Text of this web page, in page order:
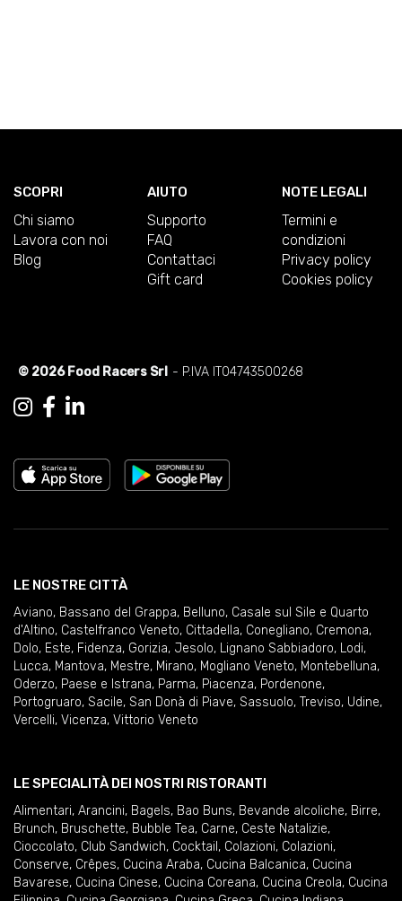
SCOPRI
Chi siamo
Lavora con noi
Blog
AIUTO
Supporto
FAQ
Contattaci
Gift card
NOTE LEGALI
Termini e
condizioni
Privacy policy
Cookies policy
© 2026 Food Racers Srl - P.IVA IT04743500268
LE NOSTRE CITTÀ
Aviano, Bassano del Grappa, Belluno, Casale sul Sile e Quarto
d'Altino, Castelfranco Veneto, Cittadella, Conegliano, Cremona,
Dolo, Este, Fidenza, Gorizia, Jesolo, Lignano Sabbiadoro, Lodi,
Lucca, Mantova, Mestre, Mirano, Mogliano Veneto, Montebelluna,
Oderzo, Paese e Istrana, Parma, Piacenza, Pordenone,
Portogruaro, Sacile, San Donà di Piave, Sassuolo, Treviso, Udine,
Vercelli, Vicenza, Vittorio Veneto
LE SPECIALITÀ DEI NOSTRI RISTORANTI
Alimentari, Arancini, Bagels, Bao Buns, Bevande alcoliche, Birre,
Brunch, Bruschette, Bubble Tea, Carne, Ceste Natalizie,
Cioccolato, Club Sandwich, Cocktail , Colazioni, Colazioni,
Conserve, Crêpes, Cucina Araba, Cucina Balcanica, Cucina
Bavarese, Cucina Cinese, Cucina Coreana, Cucina Creola, Cucina